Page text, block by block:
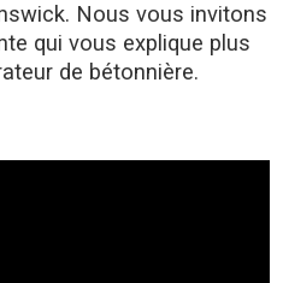
Nous vous invitons
qui vous explique plus
de bétonnière.